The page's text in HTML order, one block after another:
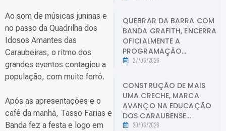
Ao som de músicas juninas e
no passo da Quadrilha dos
Idosos Amantes das
Caraubeiras, o ritmo dos
grandes eventos contagiou a
população, com muito forró.
Após as apresentações e o
café da manhã, Tasso Farias e
Banda fez a festa e logo em
QUEBRAR DA BARRA COM
BANDA GRAFITH, ENCERRA
OFICIALMENTE A
PROGRAMAÇÃO...
27/06/2026
CONSTRUÇÃO DE MAIS
UMA CRECHE, MARCA
AVANÇO NA EDUCAÇÃO
DOS CARAUBENSE...
20/06/2026